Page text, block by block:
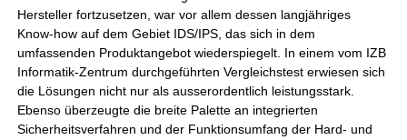
Hersteller fortzusetzen, war vor allem dessen langjähriges
Know-how auf dem Gebiet IDS/IPS, das sich in dem
umfassenden Produktangebot wiederspiegelt. In einem vom IZB
Informatik-Zentrum durchgeführten Vergleichstest erwiesen sich
die Lösungen nicht nur als ausserordentlich leistungsstark.
Ebenso überzeugte die breite Palette an integrierten
Sicherheitsverfahren und der Funktionsumfang der Hard- und